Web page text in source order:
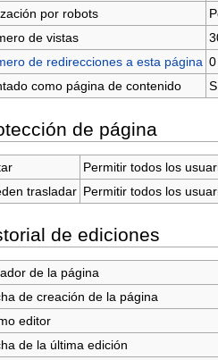
por robots
de vistas
de redirecciones a esta página 0
como página de contenido
de página
Permitir todos los
trasladar Permitir todos los
de ediciones
de la página
de creación de la página
editor
de la última edición